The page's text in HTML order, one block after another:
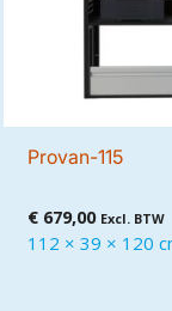
Provan-115
€679,00 Excl. BTW
112 × 39 × 120